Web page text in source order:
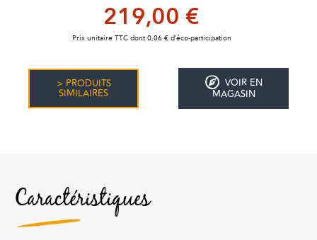
219,00 €
Prix unitaire TTC dont 0,06 € d’éco-participation
> PRODUITS
SIMILAIRES
VOIR EN
MAGASIN
Caractéristiques